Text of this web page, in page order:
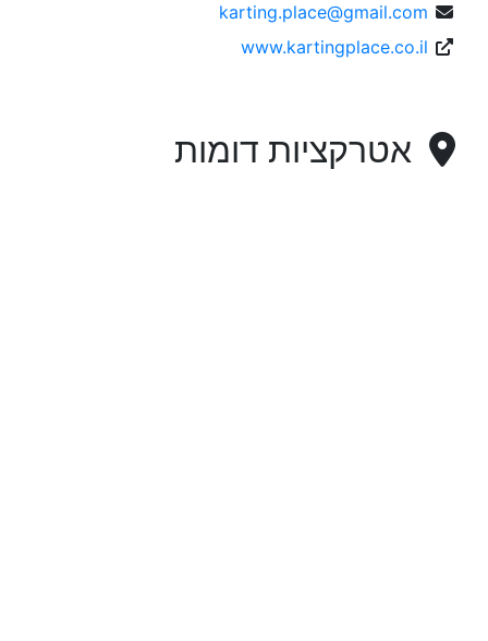
karting.place@gmail.com
www.kartingplace.co.il
אטרקציות דומות